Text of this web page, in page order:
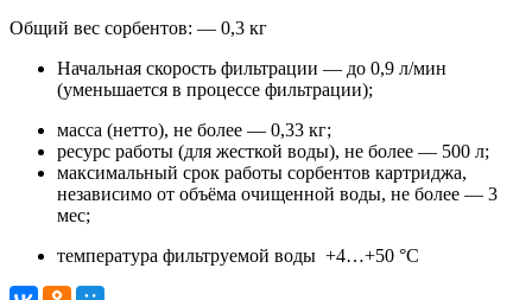
Общий вес сорбентов: — 0,3 кг
Начальная скорость фильтрации — до 0,9 л/мин
(уменьшается в процессе фильтрации);
масса (нетто), не более — 0,33 кг;
ресурс работы (для жесткой воды), не более — 500 л;
максимальный срок работы сорбентов картриджа,
независимо от объёма очищенной воды, не более — 3
мес;
температура фильтруемой воды +4…+50 °С